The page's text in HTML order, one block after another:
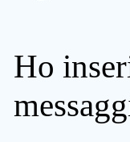
Ho